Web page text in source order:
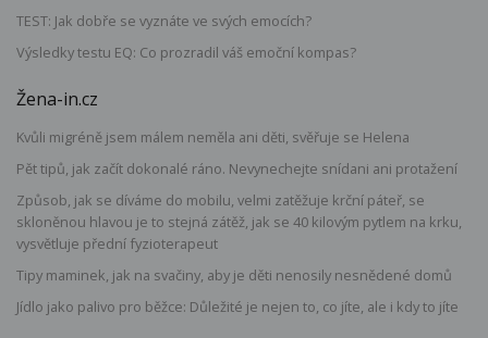
TEST: Jak dobře se vyznáte ve svých emocích?
Výsledky testu EQ: Co prozradil váš emoční kompas?
Žena-in.cz
Kvůli migréně jsem málem neměla ani děti, svěřuje se Helena
Pět tipů, jak začít dokonalé ráno. Nevynechejte snídani ani protažení
Způsob, jak se díváme do mobilu, velmi zatěžuje krční páteř, se
skloněnou hlavou je to stejná zátěž, jak se 40 kilovým pytlem na krku,
vysvětluje přední fyzioterapeut
Tipy maminek, jak na svačiny, aby je děti nenosily nesnědené domů
Jídlo jako palivo pro běžce: Důležité je nejen to, co jíte, ale i kdy to jíte